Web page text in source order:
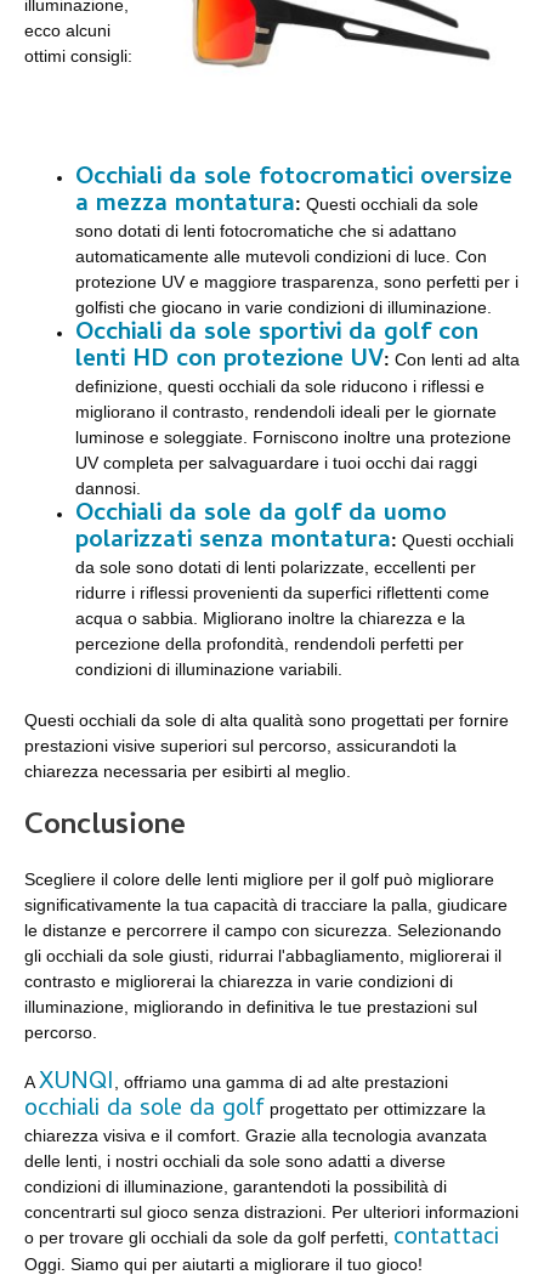
illuminazione,
ecco alcuni
ottimi consigli:
Occhiali da sole fotocromatici oversize
a mezza montatura: Questi occhiali da sole
sono dotati di lenti fotocromatiche che si adattano
automaticamente alle mutevoli condizioni di luce. Con
protezione UV e maggiore trasparenza, sono perfetti per i
golfisti che giocano in varie condizioni di illuminazione.
Occhiali da sole sportivi da golf con
lenti HD con protezione UV: Con lenti ad alta
definizione, questi occhiali da sole riducono i riflessi e
migliorano il contrasto, rendendoli ideali per le giornate
luminose e soleggiate. Forniscono inoltre una protezione
UV completa per salvaguardare i tuoi occhi dai raggi
dannosi.
Occhiali da sole da golf da uomo
polarizzati senza montatura: Questi occhiali
da sole sono dotati di lenti polarizzate, eccellenti per
ridurre i riflessi provenienti da superfici riflettenti come
acqua o sabbia. Migliorano inoltre la chiarezza e la
percezione della profondità, rendendoli perfetti per
condizioni di illuminazione variabili.
Questi occhiali da sole di alta qualità sono progettati per fornire
prestazioni visive superiori sul percorso, assicurandoti la
chiarezza necessaria per esibirti al meglio.
Conclusione
Scegliere il colore delle lenti migliore per il golf può migliorare
significativamente la tua capacità di tracciare la palla, giudicare
le distanze e percorrere il campo con sicurezza. Selezionando
gli occhiali da sole giusti, ridurrai l'abbagliamento, migliorerai il
contrasto e migliorerai la chiarezza in varie condizioni di
illuminazione, migliorando in definitiva le tue prestazioni sul
percorso.
AXUNQI , offriamo una gamma di ad alte prestazioni
occhiali da sole da golf progettato per ottimizzare la
chiarezza visiva e il comfort. Grazie alla tecnologia avanzata
delle lenti, i nostri occhiali da sole sono adatti a diverse
condizioni di illuminazione, garantendoti la possibilità di
concentrarti sul gioco senza distrazioni. Per ulteriori informazioni
o per trovare gli occhiali da sole da golf perfetti, contattaci
Oggi. Siamo qui per aiutarti a migliorare il tuo gioco!